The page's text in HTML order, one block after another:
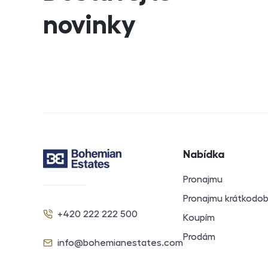
novinky
Telefon
+420 222 222 500
E-mail
info@bohemianestates.com
Navigace v
Nabídka
Pronajmu
Pronajmu
Koupím
Prodám